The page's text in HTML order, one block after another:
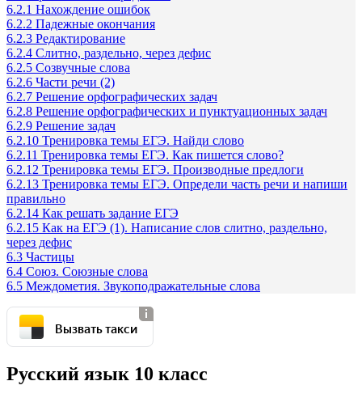
6.2.1 Нахождение ошибок
6.2.2 Падежные окончания
6.2.3 Редактирование
6.2.4 Слитно, раздельно, через дефис
6.2.5 Созвучные слова
6.2.6 Части речи (2)
6.2.7 Решение орфографических задач
6.2.8 Решение орфографических и пунктуационных задач
6.2.9 Решение задач
6.2.10 Тренировка темы ЕГЭ. Найди слово
6.2.11 Тренировка темы ЕГЭ. Как пишется слово?
6.2.12 Тренировка темы ЕГЭ. Производные предлоги
6.2.13 Тренировка темы ЕГЭ. Определи часть речи и напиши
правильно
6.2.14 Как решать задание ЕГЭ
6.2.15 Как на ЕГЭ (1). Написание слов слитно, раздельно,
через дефис
6.3 Частицы
6.4 Союз. Союзные слова
6.5 Междометия. Звукоподражательные слова
Вызвать такси
Русский язык 10 класс